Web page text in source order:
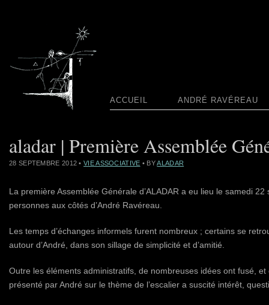
ACCUEIL ANDRÉ RAVÉREAU
aladar | Première Assemblée
28 SEPTEMBRE 2012 •VIE ASSOCIATIVE • BYALADAR
La première Assemblée Générale d’ALADAR a eu lieu le samedi
personnes aux côtés d’André Ravéreau.
Les temps d’échanges informels furent nombreux ; certains se
autour d’André, dans son sillage de simplicité et d’amitié.
Outre les éléments administratifs, de nombreuses idées ont fusé,
présenté par André sur le thème de l’escalier a suscité intérêt,